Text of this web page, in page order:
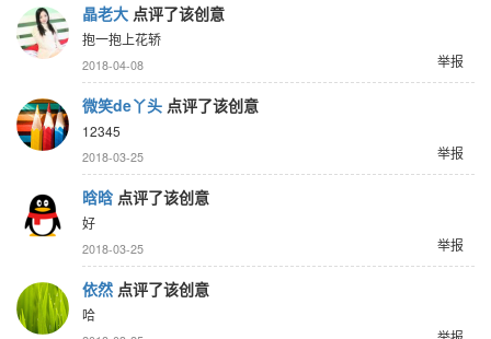
晶老大 点评了该创意
抱一抱上花轿
举报
2018-04-08
微笑de丫头 点评了该创意
12345
举报
2018-03-25
晗晗 点评了该创意
好
举报
2018-03-25
依然 点评了该创意
哈